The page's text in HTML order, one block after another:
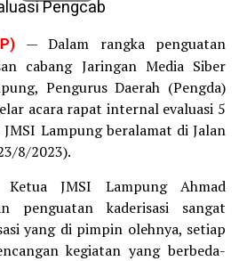
— Dalam rangka penguatan
cabang Jaringan Media Siber
Pengurus Daerah (Pengda)
acara rapat internal evaluasi 5
Lampung beralamat di Jalan
8/2023).
JMSI Lampung Ahmad
penguatan kaderisasi sangat
yang di pimpin olehnya, setiap
kegiatan yang berbeda-